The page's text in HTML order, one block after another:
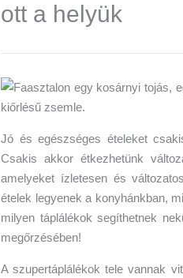
ott a helyük
Jó és egészséges ételeket
Csakis akkor étkezhetünk
amelyeket ízletesen és
ételek legyenek a konyhánkban,
milyen táplálékok segíthetnek
megőrzésében!
A szupertáplálékok tele vannak